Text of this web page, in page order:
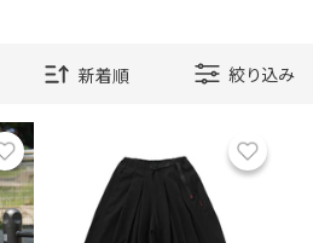
絞り込み
お気に入り